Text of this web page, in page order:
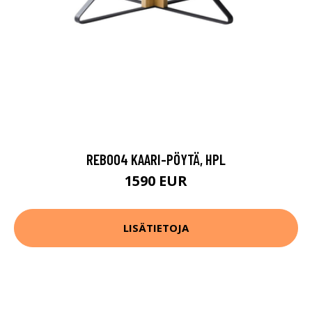
REB004 KAARI-PÖYTÄ, HPL
1590 EUR
LISÄTIETOJA